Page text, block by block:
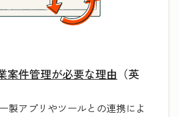
案件管理が必要な理由 （英
製アプリやツールとの連携によ